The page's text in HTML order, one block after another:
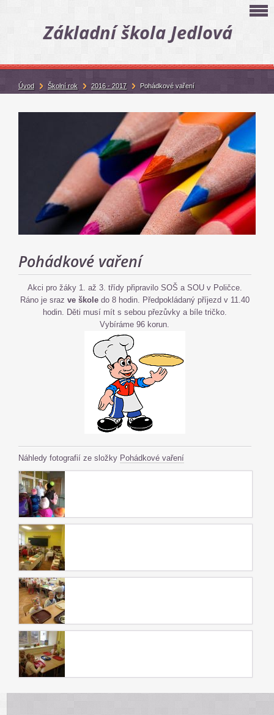
Základní škola Jedlová
Pohádkové vaření
Akci pro žáky 1. až 3. třídy připravilo SOŠ a SOU v Poličce.
Ráno je sraz ve školedo 8 hodin. Předpokládaný příjezd v 11.40
hodin. Děti musí mít s sebou přezůvky a bíle tričko.
Vybíráme 96 korun.
Náhledy fotografií ze složky Pohádkové vaření
Úvod Školní rok 2016 - 2017 Pohádkové vaření